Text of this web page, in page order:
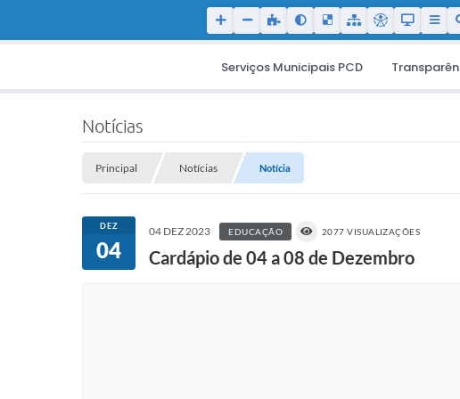
Serviços Municipais PCD
Notícias
Principal Notícias Notícia
DEZ
04
04 DEZ 2023 EDUCAÇÃO 2077 VISUALIZAÇÕES
Cardápio de 04 a 08 de Dezembro